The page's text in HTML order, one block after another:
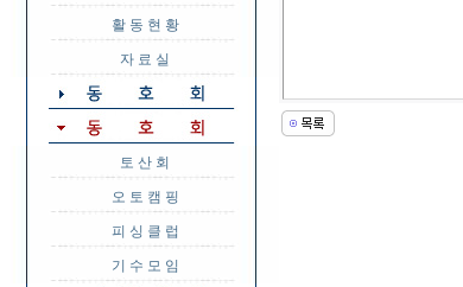
활 동 현 황
자 료 실
토 산 회
오 토 캠 핑
피 싱 클 럽
기 수 모 임